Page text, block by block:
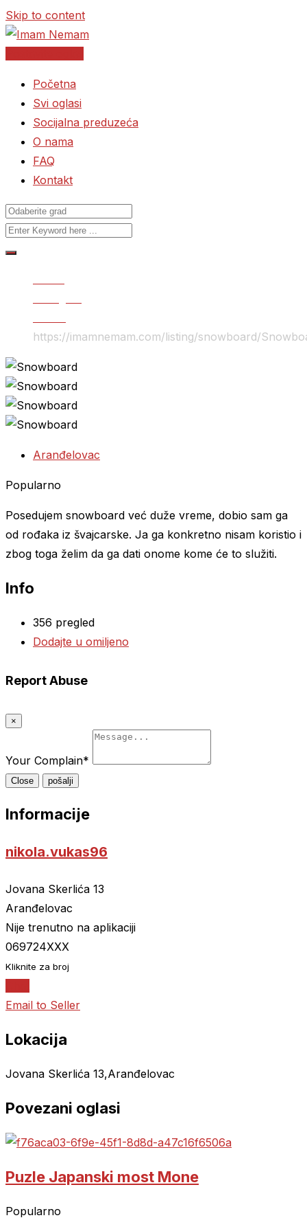
Skip to content
Početna
Svi oglasi
Socijalna preduzeća
O nama
FAQ
Kontakt
https://imamnemam.com/listing/snowboard/
Aranđelovac
Popularno
Posedujem snowboard već duže vreme, dobio sam ga
od rođaka iz švajcarske. Ja ga konkretno nisam koristio i
zbog toga želim da ga dati onome kome će to služiti.
Info
356 pregled
Dodajte u omiljeno
Report Abuse
×
Your Complain*
Close pošalji
Informacije
nikola.vukas96
Jovana Skerlića 13
Aranđelovac
Nije trenutno na aplikaciji
069724XXX
Kliknite za broj
Email to Seller
Lokacija
Jovana Skerlića 13,Aranđelovac
Povezani oglasi
Puzle Japanski most Mone
Popularno